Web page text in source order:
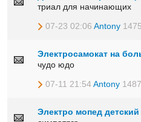
триал для начинающих
07-23 02:06 Antony
Электросамокат на
чудо юдо
07-11 21:54Antony
Электро мопед